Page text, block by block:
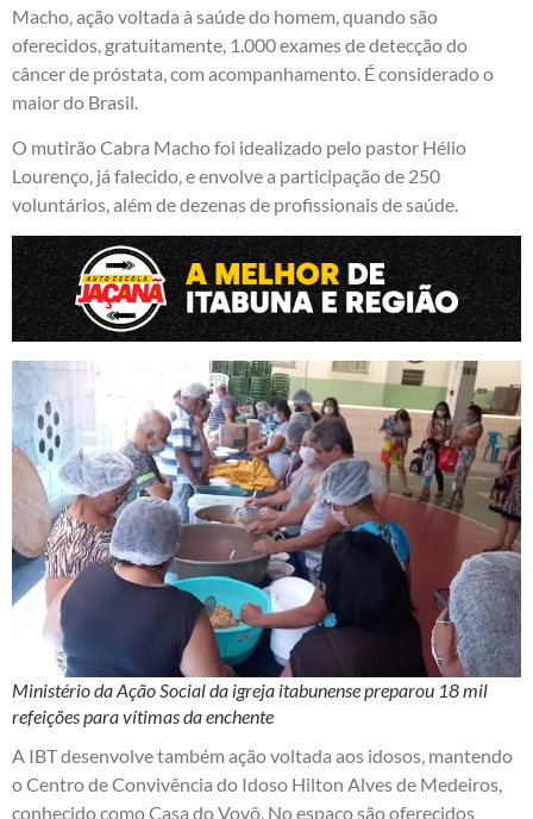
Macho, ação voltada à saúde do homem, quando são
oferecidos, gratuitamente, 1.000 exames de detecção do
câncer de próstata, com acompanhamento. É considerado o
maior do Brasil.
O mutirão Cabra Macho foi idealizado pelo pastor Hélio
Lourenço, já falecido, e envolve a participação de 250
voluntários, além de dezenas de profissionais de saúde.
Ministério da Ação Social da igreja itabunense preparou 18 mil
refeições para vítimas da enchente
A IBT desenvolve também ação voltada aos idosos, mantendo
o Centro de Convivência do Idoso Hilton Alves de Medeiros,
conhecido como Casa do Vovô. No espaço são oferecidos